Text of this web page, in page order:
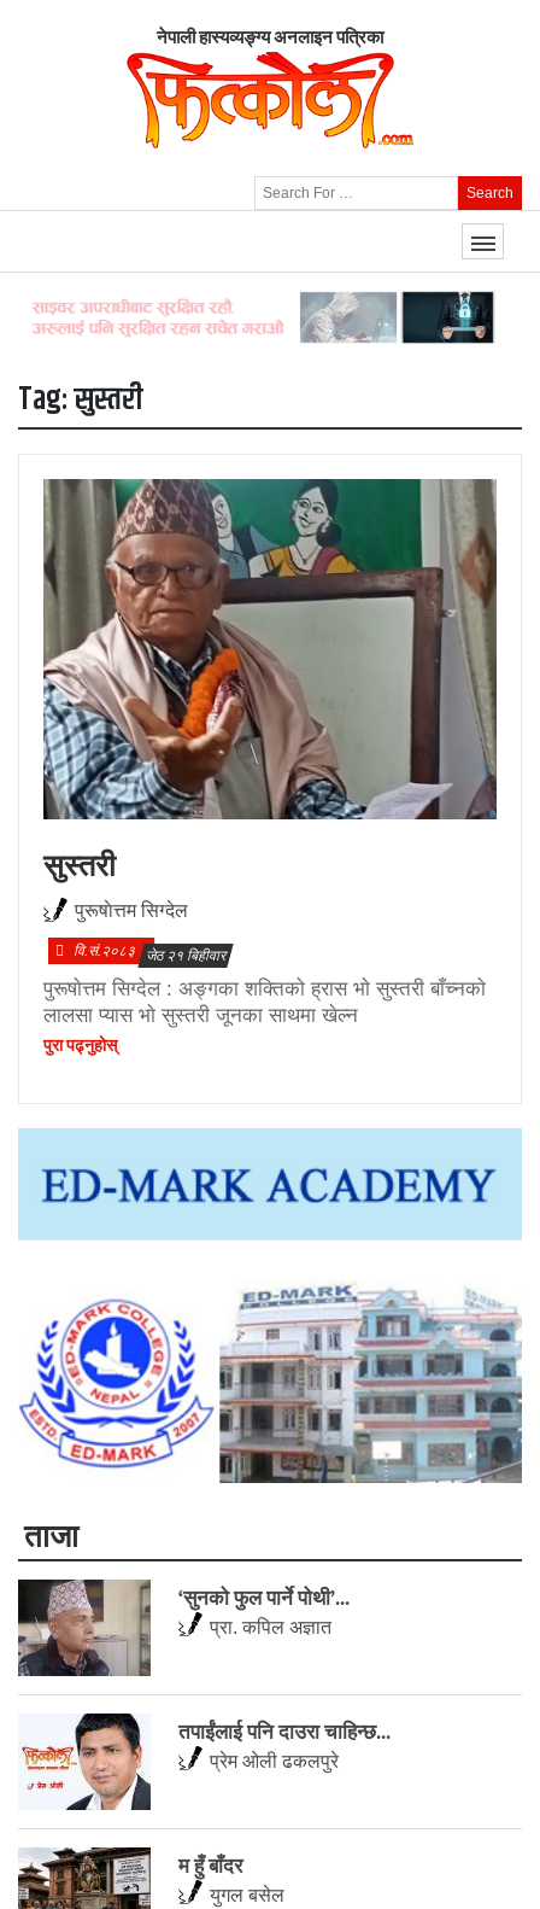
नेपाली हास्यव्यङ्ग्य अनलाइन पत्रिका
Search
Tag:सुस्तरी
सुस्तरी
पुरूषाेत्तम सिग्देल
वि.सं.२०८३ जेठ २१ बिहीवार
पुरूषाेत्तम सिग्देल : अङ्गका शक्तिकाे ह्रास भाे सुस्तरी बाँच्नकाे
लालसा प्यास भाे सुस्तरी जूनका साथमा खेल्न
पुरा पढ्नुहाेस्
ताजा
‘सुनको फुल पार्ने पोथी’...
प्रा. कपिल अज्ञात
तपाईंलाई पनि दाउरा चाहिन्छ...
प्रेम ओली ढकलपुरे
म हुँ बाँदर
युगल बसेल